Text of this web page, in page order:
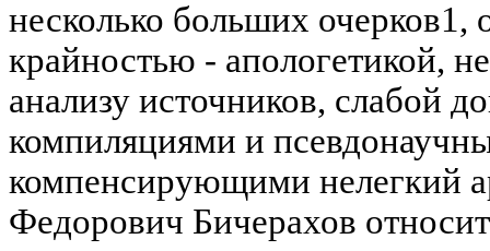
несколько больших
крайностью - апологетикой,
анализу источников, слабой
компиляциями и
компенсирующими нелегкий
Федорович Бичерахов